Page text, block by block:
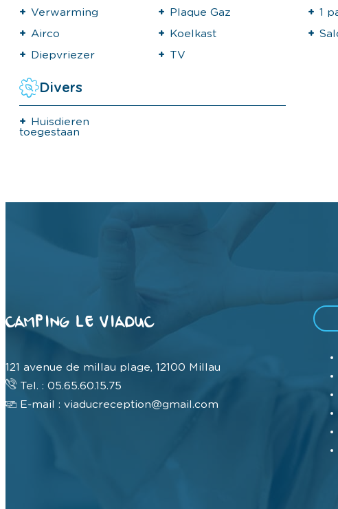
Verwarming
Airco
Diepvriezer
Plaque Gaz
Koelkast
TV
1
Divers
toegestaan
CAMPING LE VIADUC
121 avenue de millau plage, 12100 Millau
Tel. : 05.65.60.15.75
E-mail : viaducreception@gmail.com